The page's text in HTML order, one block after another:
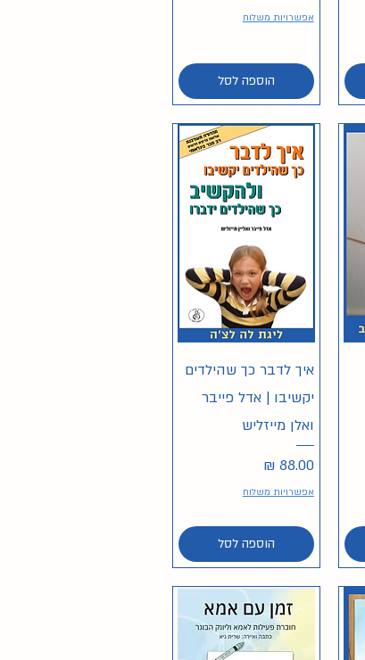
אפשרויות משלוח
הוספה לסל
תצוגה מהירה
איך לדבר כך שהילדים
יקשיבו | אדל פייבר
ואלן מייזליש
מחיר‏88.00 ‏₪
אפשרויות משלוח
הוספה לסל